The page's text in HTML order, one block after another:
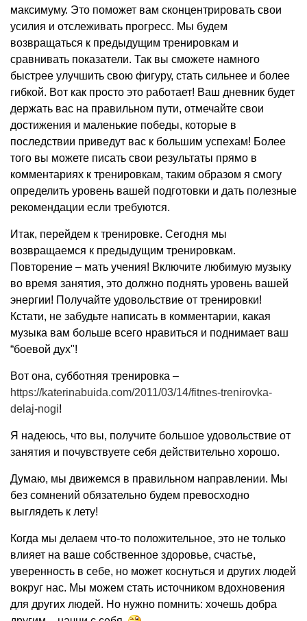
максимуму. Это поможет вам сконцентрировать свои
усилия и отслеживать прогресс. Мы будем
возвращаться к предыдущим тренировкам и
сравнивать показатели. Так вы сможете намного
быстрее улучшить свою фигуру, стать сильнее и более
гибкой. Вот как просто это работает! Ваш дневник будет
держать вас на правильном пути, отмечайте свои
достижения и маленькие победы, которые в
последствии приведут вас к большим успехам! Более
того вы можете писать свои результаты прямо в
комментариях к тренировкам, таким образом я смогу
определить уровень вашей подготовки и дать полезные
рекомендации если требуются.
Итак, перейдем к тренировке. Сегодня мы
возвращаемся к предыдущим тренировкам.
Повторение – мать учения! Включите любимую музыку
во время занятия, это должно поднять уровень вашей
энергии! Получайте удовольствие от тренировки!
Кстати, не забудьте написать в комментарии, какая
музыка вам больше всего нравиться и поднимает ваш
“боевой дух"!
Вот она, субботняя тренировка –
https://katerinabuida.com/2011/03/14/fitnes-trenirovka-
delaj-nogi!
Я надеюсь, что вы, получите большое удовольствие от
занятия и почувствуете себя действительно хорошо.
Думаю, мы движемся в правильном направлении. Мы
без сомнений обязательно будем превосходно
выглядеть к лету!
Когда мы делаем что-то положительное, это не только
влияет на ваше собственное здоровье, счастье,
уверенность в себе, но может коснуться и других людей
вокруг нас. Мы можем стать источником вдохновения
для других людей. Но нужно помнить: хочешь добра